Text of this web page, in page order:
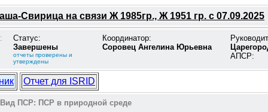
Свирица на связи Ж 1985гр., Ж 1951 гр. с 07.09.2025
Статус:
Завершены
отчеты проверены и
утверждены
Координатор:
Соровец Ангелина Юрьевна
АПСР:
Отчет для ISRID
ПСР: ПСР в природной среде